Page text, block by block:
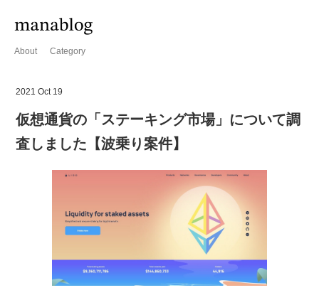
About Category
2021 Oct 19
仮想通貨の「ステーキング市場」について調
査しました【波乗り案件】